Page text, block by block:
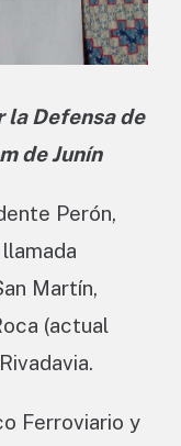
la Defensa de
de Junín
Perón,
Martín,
(actual
Ferroviario y